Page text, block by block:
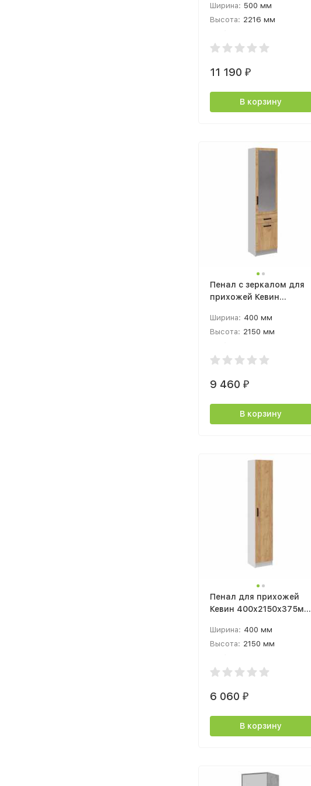
серый
Ширина: 500 мм
Высота: 2216 мм
11 190 ₽
В корзину
Пенал с зеркалом для
прихожей Кевин
белый/дуб крафт
золотой
Ширина: 400 мм
Высота: 2150 мм
9 460 ₽
В корзину
Пенал для прихожей
Кевин 400х2150х375мм
золотой
Ширина: 400 мм
Высота: 2150 мм
6 060 ₽
В корзину